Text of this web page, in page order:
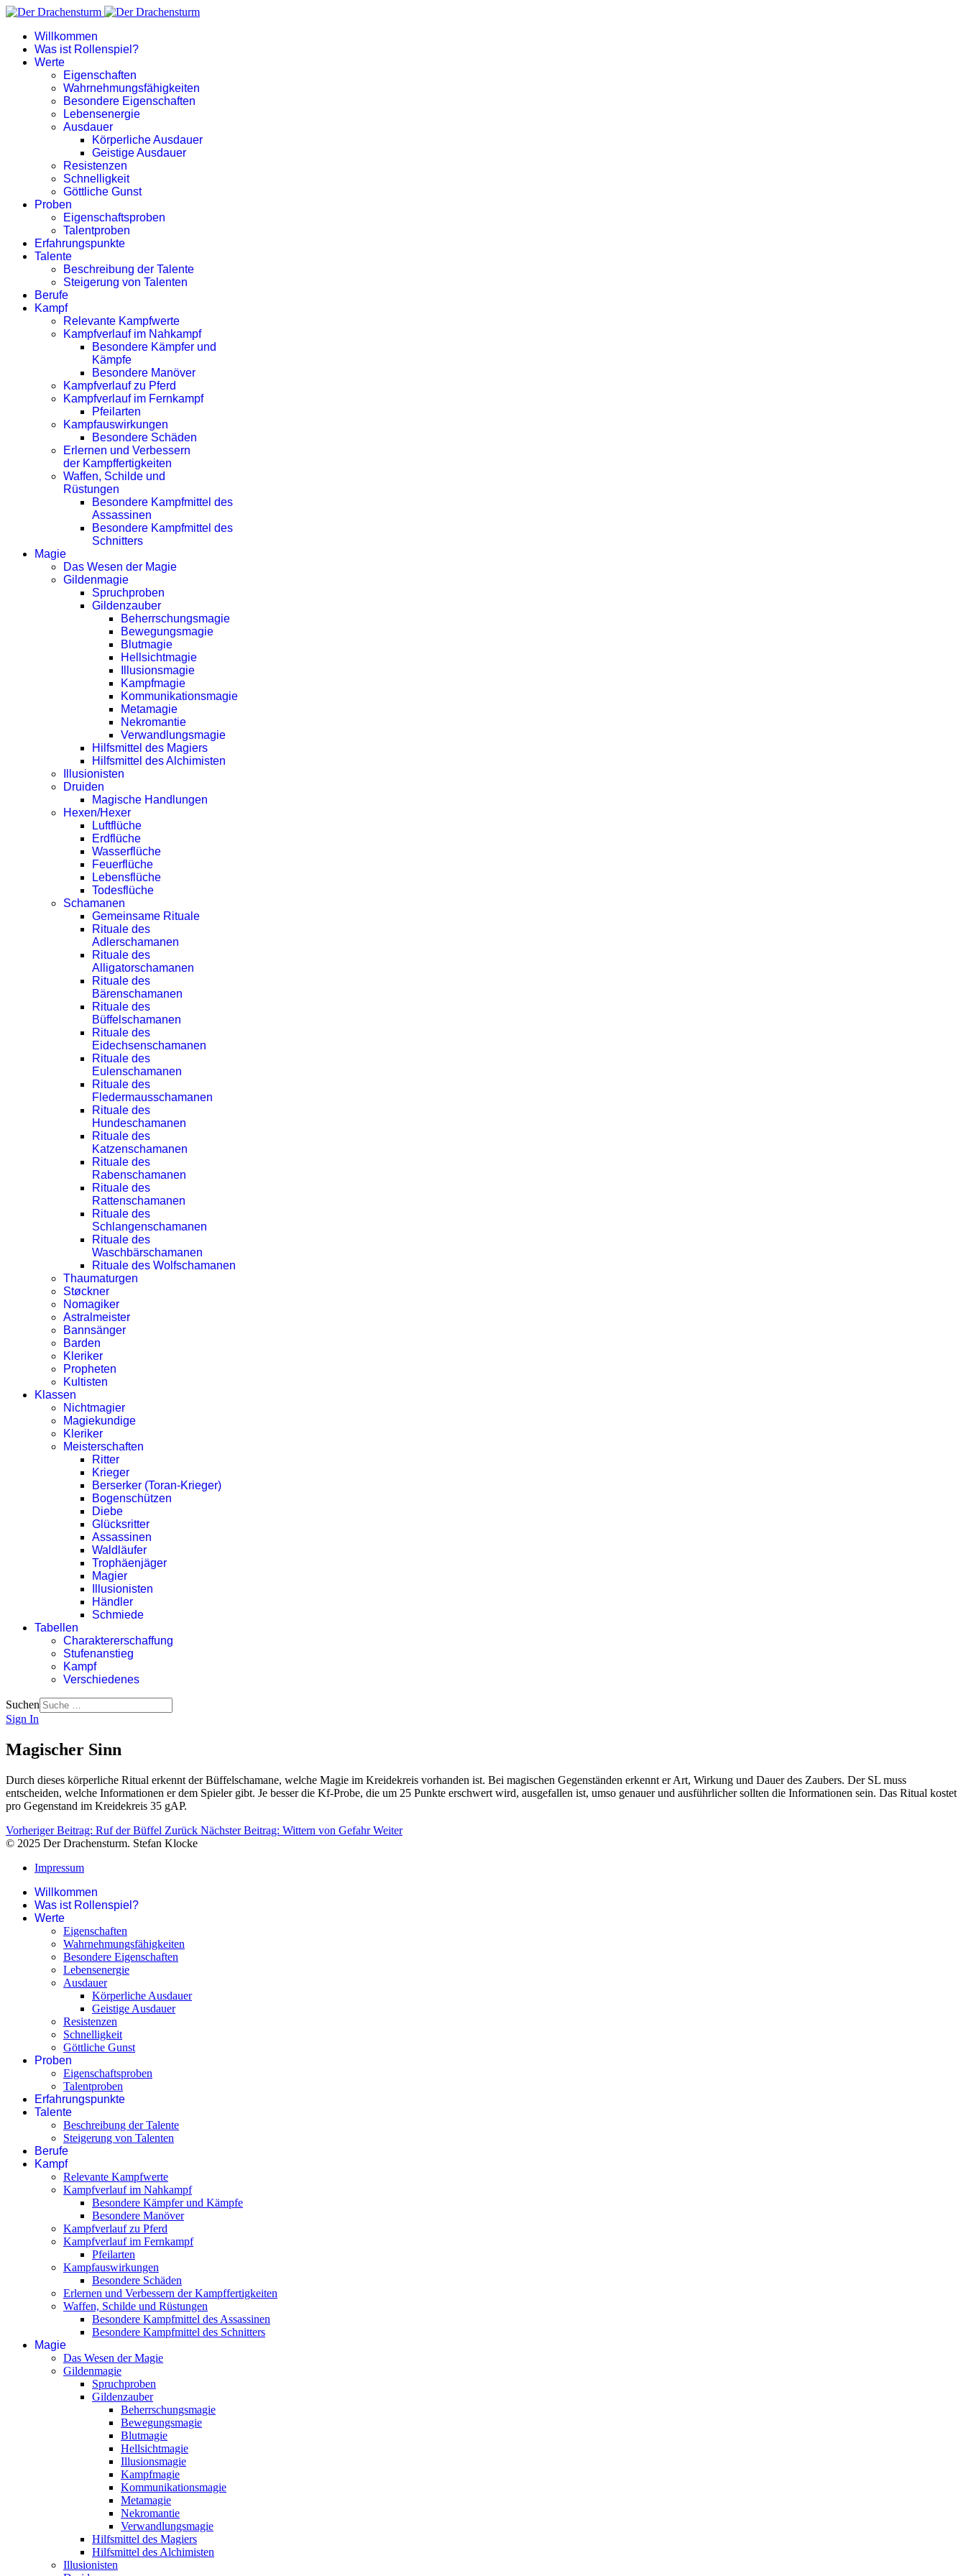
Willkommen
Was ist Rollenspiel?
Werte
Eigenschaften
Wahrnehmungsfähigkeiten
Besondere Eigenschaften
Lebensenergie
Ausdauer
Körperliche Ausdauer
Geistige Ausdauer
Resistenzen
Schnelligkeit
Göttliche Gunst
Proben
Eigenschaftsproben
Talentproben
Erfahrungspunkte
Talente
Beschreibung der Talente
Steigerung von Talenten
Berufe
Kampf
Relevante Kampfwerte
Kampfverlauf im Nahkampf
Besondere Kämpfer und
Kämpfe
Besondere Manöver
Kampfverlauf zu Pferd
Kampfverlauf im Fernkampf
Pfeilarten
Kampfauswirkungen
Besondere Schäden
Erlernen und Verbessern
der Kampffertigkeiten
Waffen, Schilde und
Rüstungen
Besondere Kampfmittel des
Assassinen
Besondere Kampfmittel des
Schnitters
Magie
Das Wesen der Magie
Gildenmagie
Spruchproben
Gildenzauber
Beherrschungsmagie
Bewegungsmagie
Blutmagie
Hellsichtmagie
Illusionsmagie
Kampfmagie
Kommunikationsmagie
Metamagie
Nekromantie
Verwandlungsmagie
Hilfsmittel des Magiers
Hilfsmittel des Alchimisten
Illusionisten
Druiden
Magische Handlungen
Hexen/Hexer
Luftflüche
Erdflüche
Wasserflüche
Feuerflüche
Lebensflüche
Todesflüche
Schamanen
Gemeinsame Rituale
Rituale des
Adlerschamanen
Rituale des
Alligatorschamanen
Rituale des
Bärenschamanen
Rituale des
Büffelschamanen
Rituale des
Eidechsenschamanen
Rituale des
Eulenschamanen
Rituale des
Fledermausschamanen
Rituale des
Hundeschamanen
Rituale des
Katzenschamanen
Rituale des
Rabenschamanen
Rituale des
Rattenschamanen
Rituale des
Schlangenschamanen
Rituale des
Waschbärschamanen
Rituale des Wolfschamanen
Thaumaturgen
Støckner
Nomagiker
Astralmeister
Bannsänger
Barden
Kleriker
Propheten
Kultisten
Klassen
Nichtmagier
Magiekundige
Kleriker
Meisterschaften
Ritter
Krieger
Berserker (Toran-Krieger)
Bogenschützen
Diebe
Glücksritter
Assassinen
Waldläufer
Trophäenjäger
Magier
Illusionisten
Händler
Schmiede
Tabellen
Charaktererschaffung
Stufenanstieg
Kampf
Verschiedenes
Suchen
Sign In
Magischer Sinn
Durch dieses körperliche Ritual erkennt der Büffelschamane, welche Magie im Kreidekreis vorhanden ist. Bei magischen Gegenständen erkennt er Art, Wirkung und Dauer des Zaubers. Der SL muss
entscheiden, welche Informationen er dem Spieler gibt. Je besser die Kf-Probe, die um 25 Punkte erschwert wird, ausgefallen ist, umso genauer und ausführlicher sollten die Informationen sein. Das Ritual kostet
pro Gegenstand im Kreidekreis 35 gAP.
Vorheriger Beitrag: Ruf der Büffel Zurück Nächster Beitrag: Wittern von GefahrWeiter
© 2025 Der Drachensturm. Stefan Klocke
Impressum
Willkommen
Was ist Rollenspiel?
Werte
Eigenschaften
Wahrnehmungsfähigkeiten
Besondere Eigenschaften
Lebensenergie
Ausdauer
Körperliche Ausdauer
Geistige Ausdauer
Resistenzen
Schnelligkeit
Göttliche Gunst
Proben
Eigenschaftsproben
Talentproben
Erfahrungspunkte
Talente
Beschreibung der Talente
Steigerung von Talenten
Berufe
Kampf
Relevante Kampfwerte
Kampfverlauf im Nahkampf
Besondere Kämpfer und Kämpfe
Besondere Manöver
Kampfverlauf zu Pferd
Kampfverlauf im Fernkampf
Pfeilarten
Kampfauswirkungen
Besondere Schäden
Erlernen und Verbessern der Kampffertigkeiten
Waffen, Schilde und Rüstungen
Besondere Kampfmittel des Assassinen
Besondere Kampfmittel des Schnitters
Magie
Das Wesen der Magie
Gildenmagie
Spruchproben
Gildenzauber
Beherrschungsmagie
Bewegungsmagie
Blutmagie
Hellsichtmagie
Illusionsmagie
Kampfmagie
Kommunikationsmagie
Metamagie
Nekromantie
Verwandlungsmagie
Hilfsmittel des Magiers
Hilfsmittel des Alchimisten
Illusionisten